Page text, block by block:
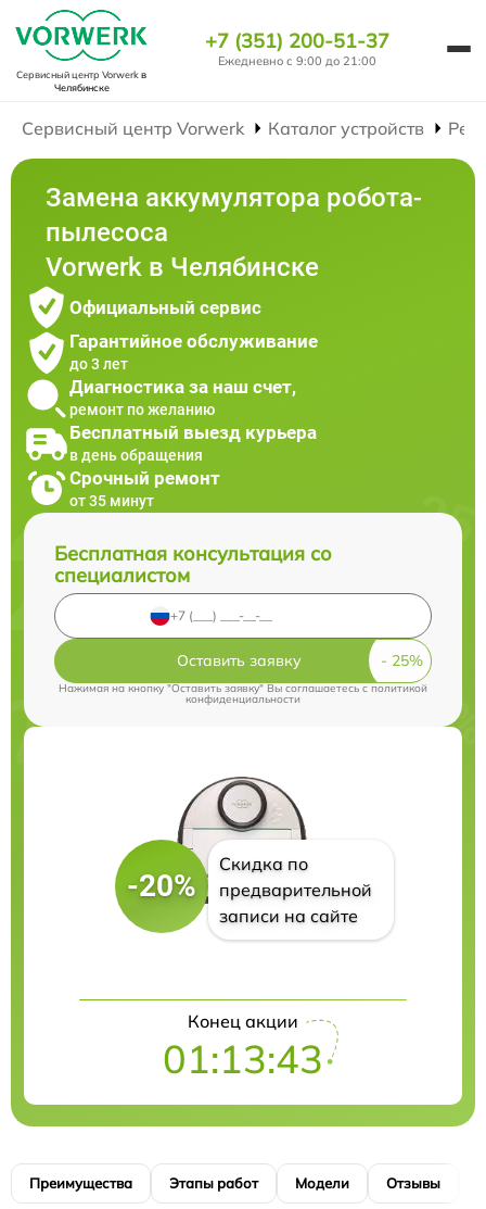
Сервисный центр Vorwerkв
Челябинске
+7 (351) 200-51-37
Ежедневно с 9:00 до 21:00
Сервисный центр Vorwerk Каталог устройств
Замена аккумулятора робота-
пылесоса
Vorwerk в Челябинске
Официальный сервис
Гарантийное обслуживание
до 3 лет
Диагностика за наш счет,
ремонт по желанию
Бесплатный выезд курьера
в день обращения
Срочный ремонт
от 35 минут
Бесплатная консультация со
специалистом
Оставить заявку
Нажимая на кнопку "Оставить заявку" Вы соглашаетесь cполитикой
конфиденциальности
-20%
Скидка по
предварительной
записи на сайте
Конец акции
01:13:42
Преимущества Этапы работ Модели Отзывы